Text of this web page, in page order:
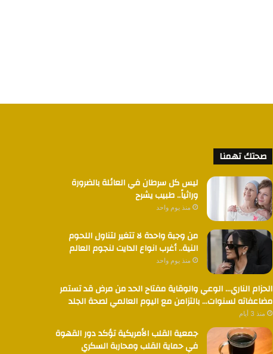
صحتك تهمنا
ليس كل سرطان في العائلة بالضرورة
وراثياً.. طبيب يشرح
منذ يوم واحد
من وجبة واحدة لا تتغير لتناول اللحوم
النية.. أغرب انواع الدايت لنجوم العالم
منذ يوم واحد
الحزام الناري… الوعي والوقاية مفتاح الحد من مرض قد تستمر
مضاعفاته لسنوات… بالتزامن مع اليوم العالمي لصحة الجلد
منذ 3 أيام
جمعية القلب الأمريكية تؤكد دور القهوة
في حماية القلب ومحاربة السكري